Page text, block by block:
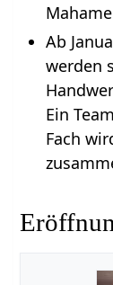
Ab
werden
Ein
Fach